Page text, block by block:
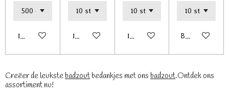
In winkelwagen In winkelwagen In winkelwagen Bekijk details
Creëer de leukstebadzout bedankjes met ons badzout.Ontdek ons
assortiment nu!